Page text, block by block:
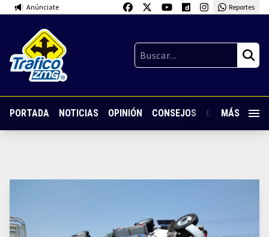
Anúnciate Reportes
PORTADA NOTICIAS OPINIÓN CONSEJOS GUARDIA
MÁS